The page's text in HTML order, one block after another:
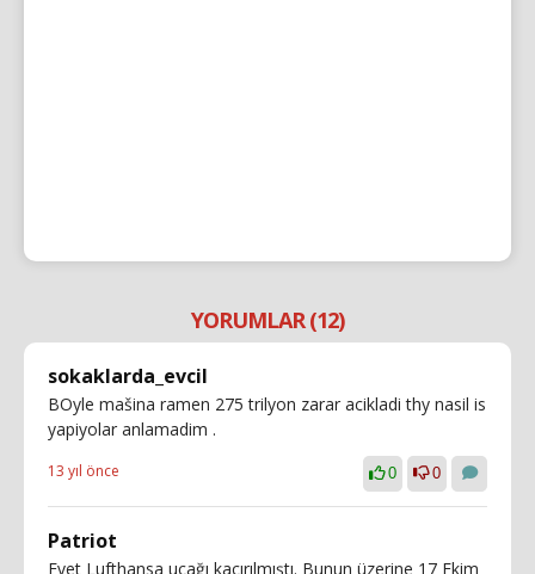
YORUMLAR (12)
sokaklarda_evcil
BOyle mašina ramen 275 trilyon zarar acikladi thy nasil is
yapiyolar anlamadim .
13 yıl önce 0 0
Patriot
Evet Lufthansa uçağı kaçırılmıştı. Bunun üzerine 17 Ekim